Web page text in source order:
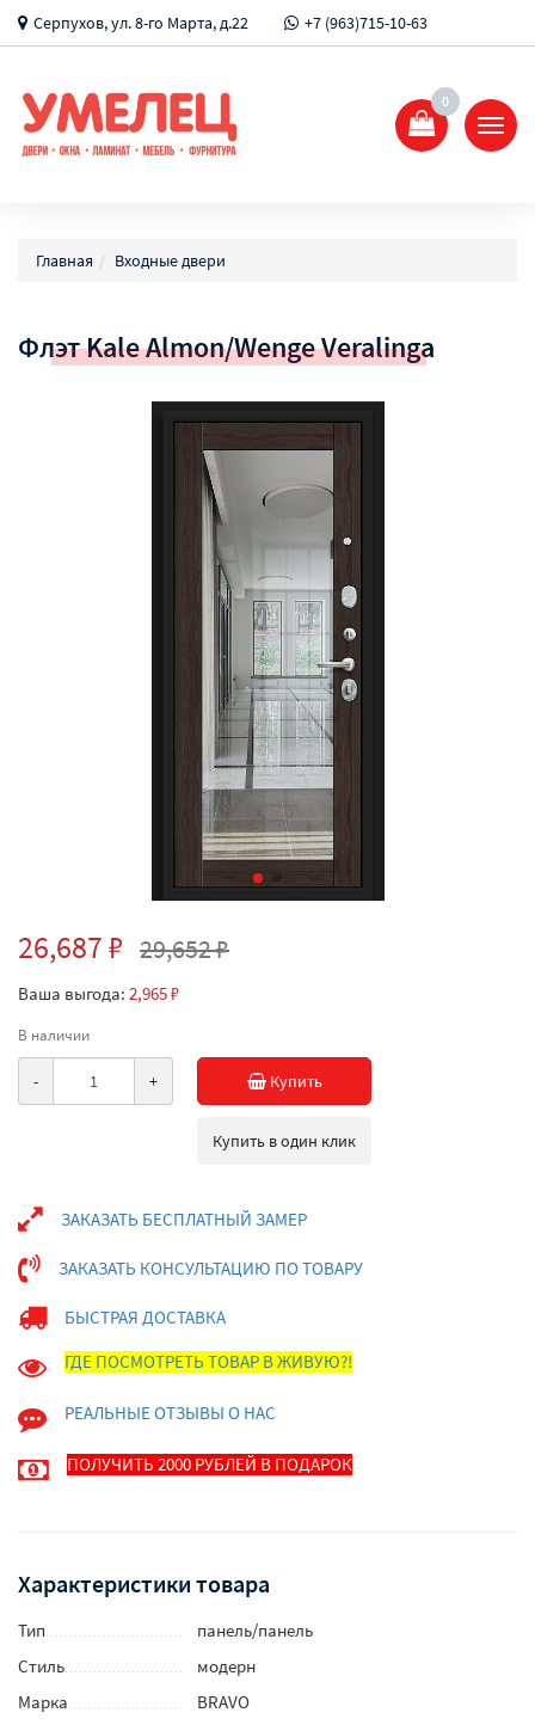
Серпухов, ул. 8-го Марта, д.22 +7 (963)715-10-63
0
Главная Входные двери
Флэт Kale Almon/Wenge Veralinga
26,687 ₽ 29,652 ₽
Ваша выгода: 2,965 ₽
В наличии
- + Купить
Купить в один клик
ЗАКАЗАТЬ БЕСПЛАТНЫЙ ЗАМЕР
ЗАКАЗАТЬ КОНСУЛЬТАЦИЮ ПО ТОВАРУ
БЫСТРАЯ ДОСТАВКА
ГДЕ ПОСМОТРЕТЬ ТОВАР В ЖИВУЮ?!
РЕАЛЬНЫЕ ОТЗЫВЫ О НАС
ПОЛУЧИТЬ 2000 РУБЛЕЙ В ПОДАРОК
Характеристики товара
Тип
панель/панель
Стиль
модерн
Марка
BRAVO